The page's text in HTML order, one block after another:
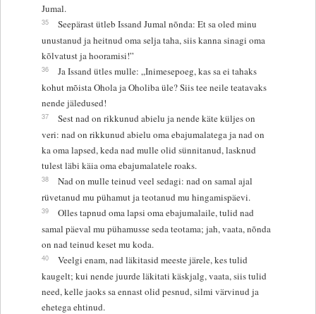
Jumal.
35
Seepärast ütleb Issand Jumal nõnda: Et sa oled minu
unustanud ja heitnud oma selja taha, siis kanna sinagi oma
kõlvatust ja hooramisi!”
36
Ja Issand ütles mulle: „Inimesepoeg, kas sa ei tahaks
kohut mõista Ohola ja Oholiba üle? Siis tee neile teatavaks
nende jäledused!
37
Sest nad on rikkunud abielu ja nende käte küljes on
veri: nad on rikkunud abielu oma ebajumalatega ja nad on
ka oma lapsed, keda nad mulle olid sünnitanud, lasknud
tulest läbi käia oma ebajumalatele roaks.
38
Nad on mulle teinud veel sedagi: nad on samal ajal
rüvetanud mu pühamut ja teotanud mu hingamispäevi.
39
Olles tapnud oma lapsi oma ebajumalaile, tulid nad
samal päeval mu pühamusse seda teotama; jah, vaata, nõnda
on nad teinud keset mu koda.
40
Veelgi enam, nad läkitasid meeste järele, kes tulid
kaugelt; kui nende juurde läkitati käskjalg, vaata, siis tulid
need, kelle jaoks sa ennast olid pesnud, silmi värvinud ja
ehetega ehtinud.